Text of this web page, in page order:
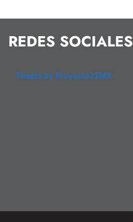
REDES SOCIALES
Tweets by Proyecto22MX